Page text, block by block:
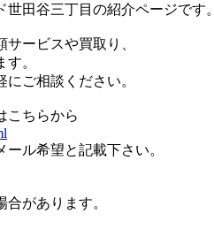
田谷三丁目の紹介ページです。
ービスや買取り、
。
ご相談ください。
こちらから
ル希望と記載下さい。
があります。